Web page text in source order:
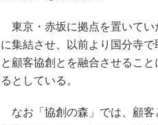
東京・赤坂に拠点を置いてい
に集結させ、以前より国分寺
と顧客協創とを融合させるこ
るとしている。
なお「協創の森」では、顧客